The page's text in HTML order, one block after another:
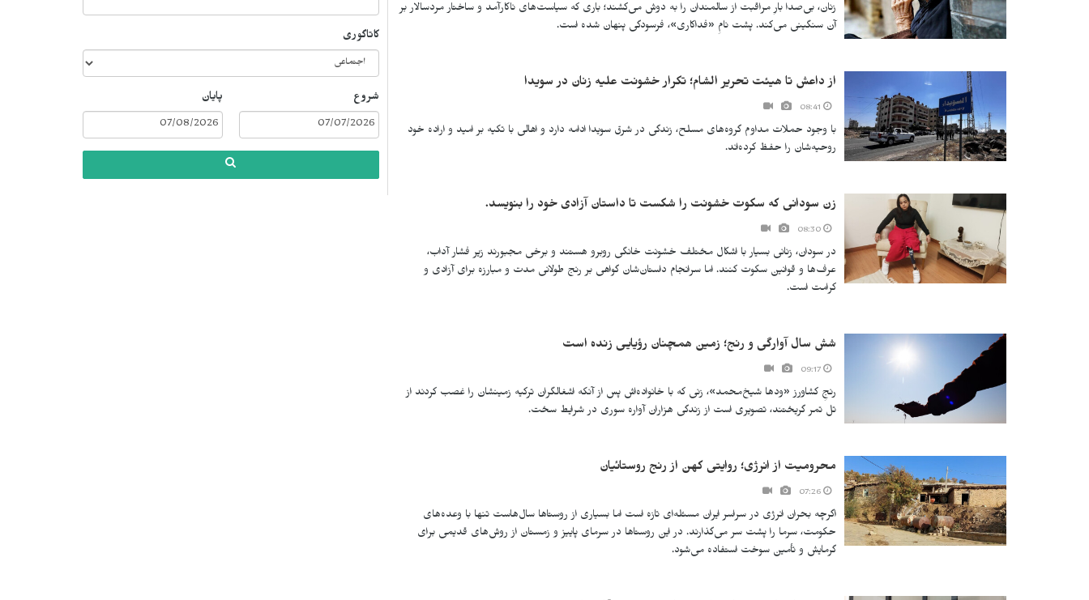
زنان، بی‌صدا بارِ مراقبت از سالمندان را به دوش می‌کشند؛ باری که سیاست‌های ناکارآمد و ساختار مردسالار بر
آن سنگینی می‌کند. پشت نامِ «فداکاری»، فرسودگی پنهان شده است.
از داعش تا هیئت تحریر الشام؛ تکرار خشونت علیه زنان در سویدا
با وجود حملات مداوم گروه‌های مسلح، زندگی در شرق سویدا ادامه دارد و اهالی با تکیه بر امید و اراده خود
روحیه‌شان را حفظ کرده‌اند.
زن سودانی که سکوت خشونت را شکست تا داستان آزادی خود را بنویسد.
در سودان، زنانی بسیار با اشکال مختلف خشونت خانگی روبرو هستند و برخی مجبورند زیر فشار آداب،
عرف‌ها و قوانین سکوت کنند. اما سرانجام داستان‌شان گواهی بر رنج طولانی مدت و مبارزه برای آزادی و
کرامت است.
شش سال آوارگی و رنج؛ زمین همچنان رؤیایی زنده است
رنجِ کشاورز «ودها شیخ‌محمد»، زنی که با خانواده‌اش پس از آنکه اشغالگران ترکیه زمینشان را غصب کردند از
تل تمر گریختند، تصویری است از زندگی هزاران آواره سوری در شرایط سخت.
محرومیت از انرژی؛ روایتی کهن از رنج روستائیان
اگرچه بحران انرژی در سراسر ایران مسئله‌ای تازه است اما بسیاری از روستاها سال‌هاست تنها با وعده‌های
حکومت، سرما را پشت سر می‌گذارند. در این روستاها در سرمای پاییز و زمستان از روش‌های قدیمی برای
گرمایش و تأمین سوخت استفاده می‌شود.
کاتاگوری
شروع پایان